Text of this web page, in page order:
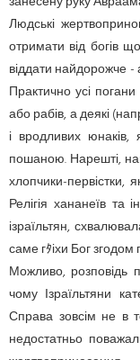
Людські
отримати від богів
віддати найдорожче
Практично усі
або рабів, а деякі
і вродливих
пошаною. Нарешті,
хлопчики-первістки,
Релігія хананеїв
ізраїльтян,
саме гﾀіхи Бог
Можливо, розповідь
чому Ізраїльтяни
Справа зовсім не в
недостатньо